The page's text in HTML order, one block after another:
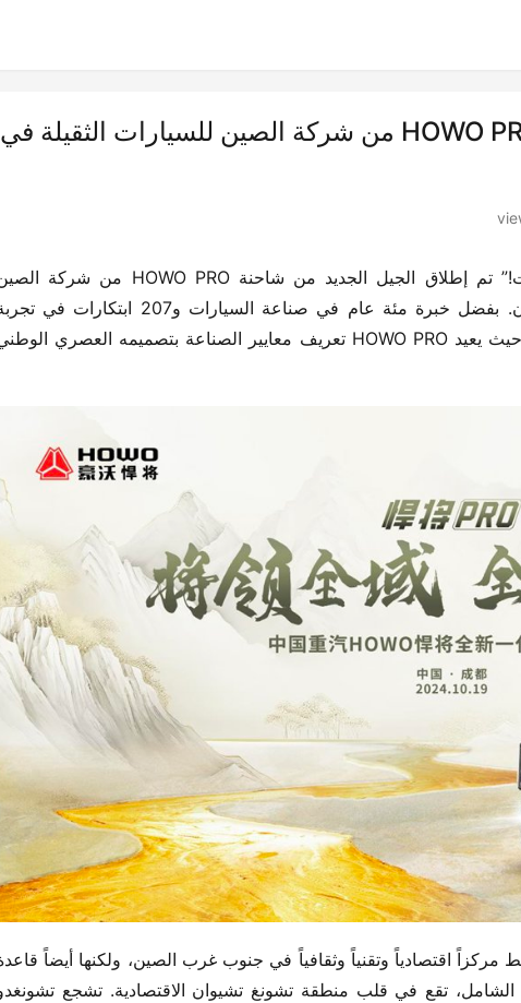
“تم إطلاق الجيل الجديد من شاحنة HOWO PRO من شركة الصين للسيارات الثقيلة في